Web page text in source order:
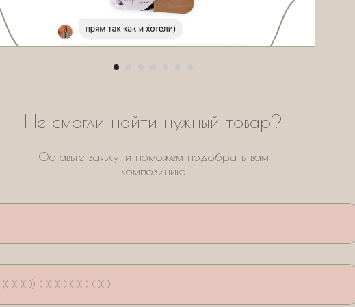
Не смогли найти нужный товар?
Оставьте заявку, и поможем подобрать вам
композицию